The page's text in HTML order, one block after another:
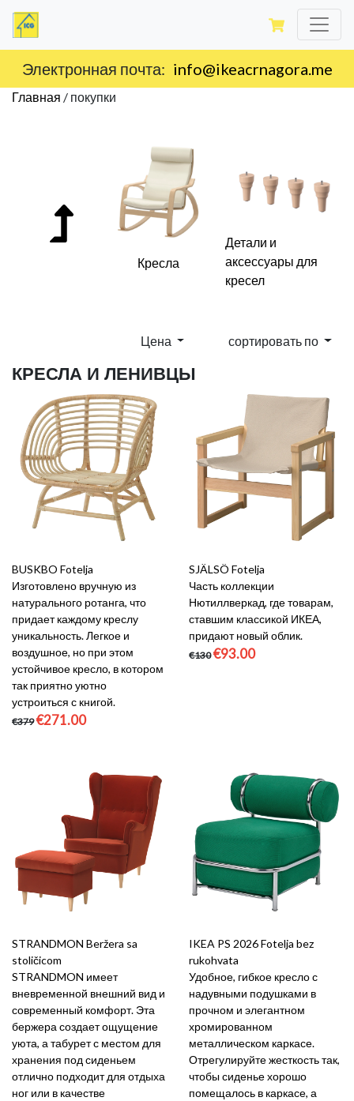
Доставка по территории Черногории.
Главная / покупки
Кресла
Детали и
аксессуары для
кресел
Цена сортировать по
КРЕСЛА И ЛЕНИВЦЫ
BUSKBO Fotelja
Изготовлено вручную из
натурального ротанга, что
придает каждому креслу
уникальность. Легкое и
воздушное, но при этом
устойчивое кресло, в котором
так приятно уютно
устроиться с книгой.
€379 €271.00
SJÄLSÖ Fotelja
Часть коллекции
Нютиллверкад, где товарам,
ставшим классикой ИКЕА,
придают новый облик.
€130 €93.00
STRANDMON Beržera sa
stoličicom
STRANDMON имеет
вневременной внешний вид и
современный комфорт. Эта
бержера создает ощущение
уюта, а табурет с местом для
хранения под сиденьем
отлично подходит для отдыха
ног или в качестве
IKEA PS 2026 Fotelja bez
rukohvata
Удобное, гибкое кресло с
надувными подушками в
прочном и элегантном
хромированном
металлическом каркасе.
Отрегулируйте жесткость так,
чтобы сиденье хорошо
помещалось в каркасе, а